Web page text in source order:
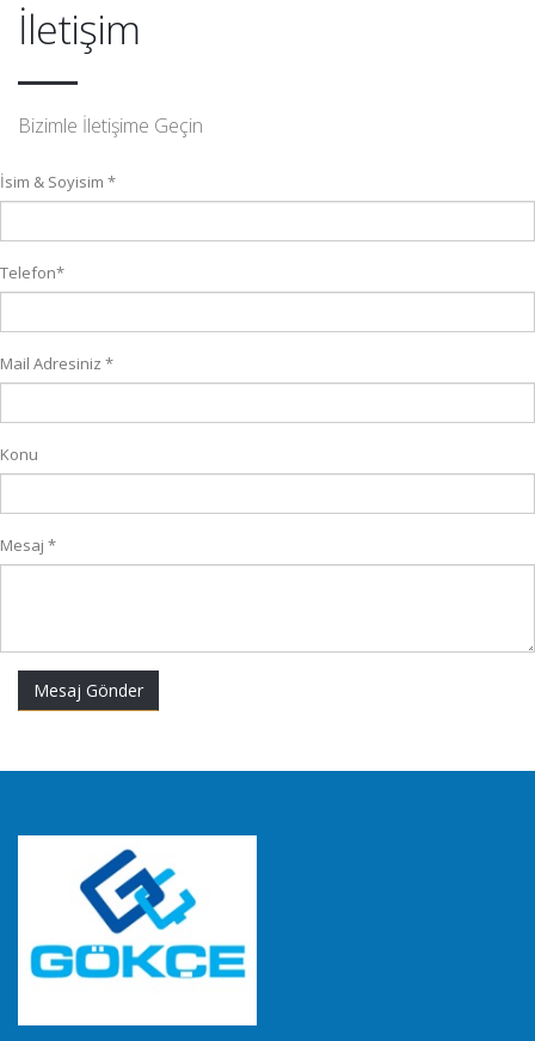
İletişim
Bizimle İletişime Geçin
İsim & Soyisim *
Telefon*
Mail Adresiniz *
Konu
Mesaj *